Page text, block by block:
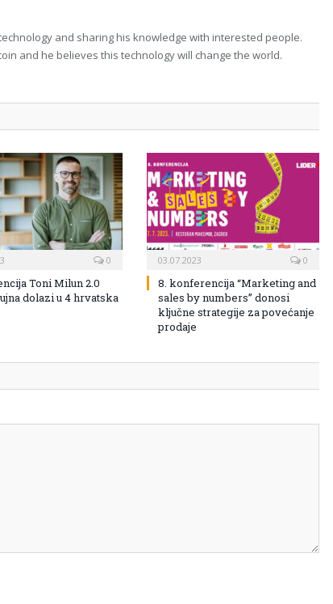
and sharing his knowledge with interested people.
and he believes this technology will change the world.
0
Toni Milun 2.0
dolazi u 4 hrvatska
03.07.2023 0
8. konferencija “Marketing and
sales by numbers” donosi
ključne strategije za povećanje
prodaje